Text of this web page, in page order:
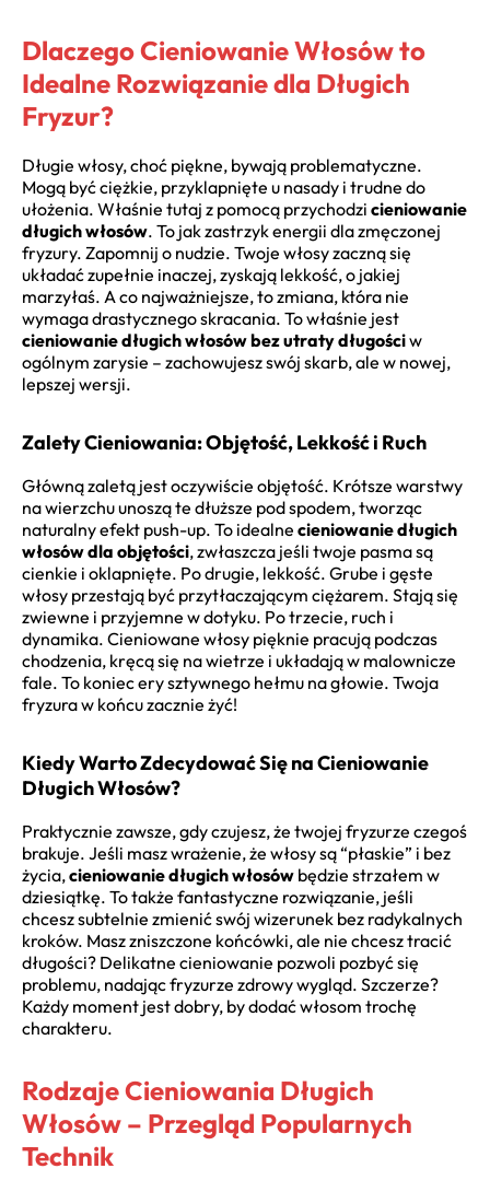
Dlaczego Cieniowanie Włosów to
Idealne Rozwiązanie dla Długich
Fryzur?
Długie włosy, choć piękne, bywają problematyczne.
Mogą być ciężkie, przyklapnięte u nasady i trudne do
ułożenia. Właśnie tutaj z pomocą przychodzi cieniowanie
długich włosów. To jak zastrzyk energii dla zmęczonej
fryzury. Zapomnij o nudzie. Twoje włosy zaczną się
układać zupełnie inaczej, zyskają lekkość, o jakiej
marzyłaś. A co najważniejsze, to zmiana, która nie
wymaga drastycznego skracania. To właśnie jest
cieniowanie długich włosów bez utraty długościw
ogólnym zarysie – zachowujesz swój skarb, ale w nowej,
lepszej wersji.
Zalety Cieniowania: Objętość, Lekkość i Ruch
Główną zaletą jest oczywiście objętość. Krótsze warstwy
na wierzchu unoszą te dłuższe pod spodem, tworząc
naturalny efekt push-up. To idealne cieniowanie długich
włosów dla objętości, zwłaszcza jeśli twoje pasma są
cienkie i oklapnięte. Po drugie, lekkość. Grube i gęste
włosy przestają być przytłaczającym ciężarem. Stają się
zwiewne i przyjemne w dotyku. Po trzecie, ruch i
dynamika. Cieniowane włosy pięknie pracują podczas
chodzenia, kręcą się na wietrze i układają w malownicze
fale. To koniec ery sztywnego hełmu na głowie. Twoja
fryzura w końcu zacznie żyć!
Kiedy Warto Zdecydować Się na Cieniowanie
Długich Włosów?
Praktycznie zawsze, gdy czujesz, że twojej fryzurze czegoś
brakuje. Jeśli masz wrażenie, że włosy są “płaskie” i bez
życia,cieniowanie długich włosów będzie strzałem w
dziesiątkę. To także fantastyczne rozwiązanie, jeśli
chcesz subtelnie zmienić swój wizerunek bez radykalnych
kroków. Masz zniszczone końcówki, ale nie chcesz tracić
długości? Delikatne cieniowanie pozwoli pozbyć się
problemu, nadając fryzurze zdrowy wygląd. Szczerze?
Każdy moment jest dobry, by dodać włosom trochę
charakteru.
Rodzaje Cieniowania Długich
Włosów – Przegląd Popularnych
Technik